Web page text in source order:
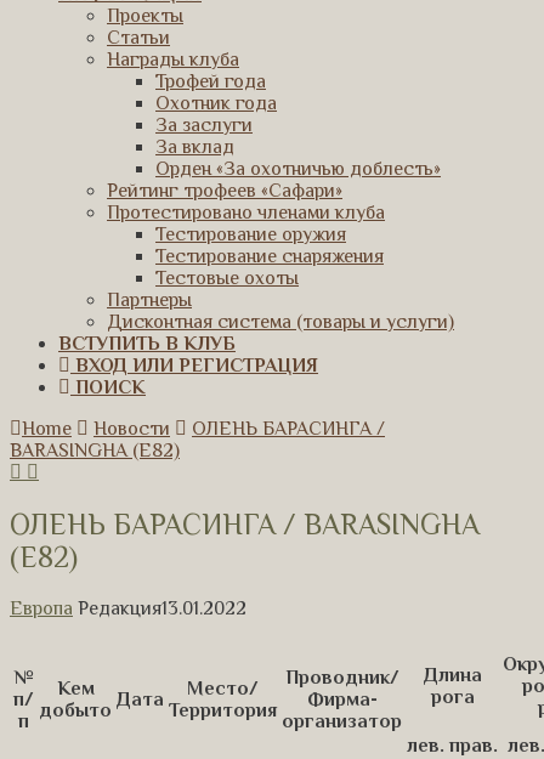
Проекты
Статьи
Награды клуба
Трофей года
Охотник года
За заслуги
За вклад
Орден «За охотничью доблесть»
Рейтинг трофеев «Сафари»
Протестировано членами клуба
Тестирование оружия
Тестирование снаряжения
Тестовые охоты
Партнеры
Дисконтная система (товары и услуги)
ВСТУПИТЬ В КЛУБ
ВХОД ИЛИ РЕГИСТРАЦИЯ
ПОИСК
Home
Новости
ОЛЕНЬ БАРАСИНГА /
BARASINGHA (E82)
ОЛЕНЬ БАРАСИНГА / BARASINGHA
(E82)
Европа Редакция13.01.2022
№
п/
п
Кем
добыто Дата
Место/
Территория
Проводник/
Фирма-
организатор
Длина
рога
лев. прав. лев.